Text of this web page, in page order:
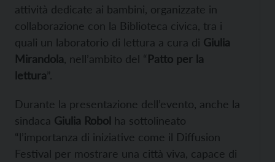
attività dedicate ai bambini, organizzate in
collaborazione con la Biblioteca civica, tra i
quali un laboratorio di lettura a cura di Giulia
Mirandola , nell’ambito del “Patto per la
lettura”.
Durante la presentazione dell’evento, anche la
sindaca Giulia Robol ha sottolineato
“l’importanza di iniziative come il Diffusion
Festival per mostrare una città viva, capace di